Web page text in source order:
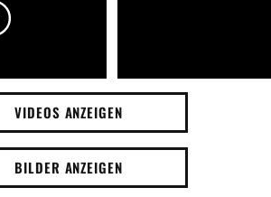
VIDEOS ANZEIGEN
BILDER ANZEIGEN